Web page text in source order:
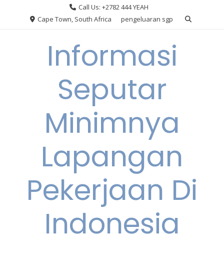
Call Us: +2782 444 YEAH
Cape Town, South Africa
pengeluaran sgp
Informasi
Seputar
Minimnya
Lapangan
Pekerjaan Di
Indonesia